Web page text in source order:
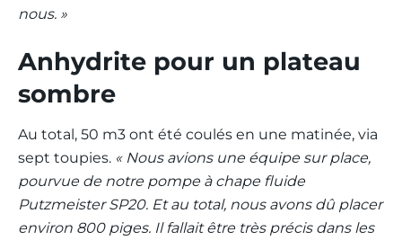
nous. »
Anhydrite pour un plateau
sombre
Au total, 50 m3 ont été coulés en une matinée, via
sept toupies. « Nous avions une équipe sur place,
pourvue de notre pompe à chape fluide
Putzmeister SP20. Et au total, nous avons dû placer
environ 800 piges. Il fallait être très précis dans les